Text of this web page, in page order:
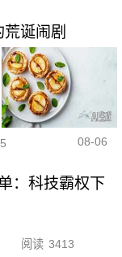
诞闹剧
08-06
：科技霸权下
阅读 3413